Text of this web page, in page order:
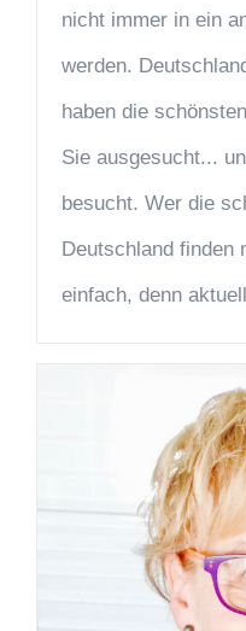
nicht immer in ein
werden.
haben die
Sie ausgesucht...
besucht. Wer die
Deutschland finden
einfach, denn